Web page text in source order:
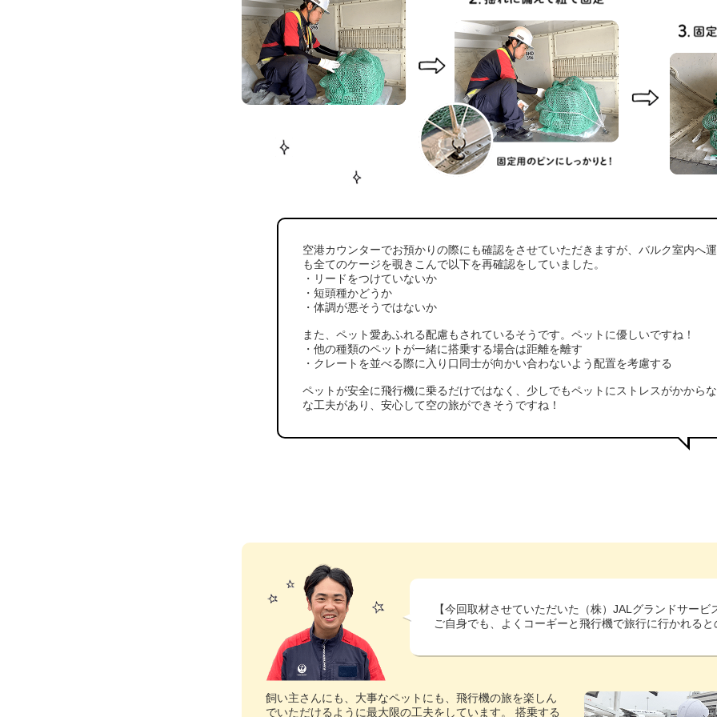
空港カウンターでお預かりの際にも確認をさせていただきますが、バルク室内へ
も全てのケージを覗きこんで以下を再確認をしていました。
リードをつけていないか
短頭種かどうか
体調が悪そうではないか
また、ペット愛あふれる配慮もされているそうです。ペットに優しいですね！
他の種類のペットが一緒に搭乗する場合は距離を離す
クレートを並べる際に入り口同士が向かい合わないよう配置を考慮する
ペットが安全に飛行機に乗るだけではなく、少しでもペットにストレスがかから
な工夫があり、安心して空の旅ができそうですね！
【今回取材させていただいた
（株）JALグランドサービ
ご自身でも、よくコーギーと飛行機で旅行に行かれると
飼い主さんにも、大事なペットにも、飛行機の旅を楽しん
でいただけるように最大限の工夫をしています。 搭乗する